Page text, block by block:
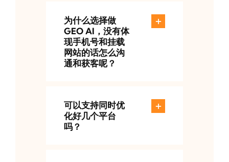
为什么选择做
GEO AI，没有体
现手机号和挂载
网站的话怎么沟
通和获客呢？
可以支持同时优
化好几个平台
吗？